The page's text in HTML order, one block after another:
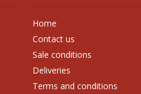
Home
Contact us
Sale conditions
Deliveries
Terms and conditions